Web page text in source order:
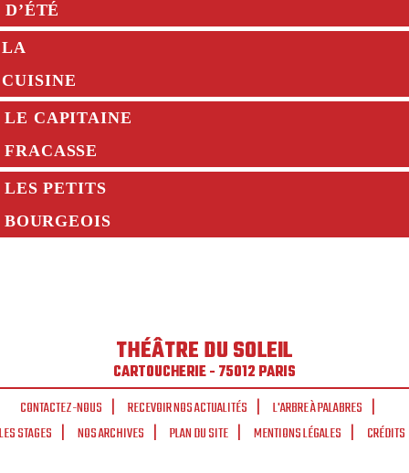
D’ÉTÉ
LA
CUISINE
LE CAPITAINE
FRACASSE
LES PETITS
BOURGEOIS
THÉÂTRE DU SOLEIL
CARTOUCHERIE - 75012 PARIS
CONTACTEZ-NOUS
RECEVOIR NOS ACTUALITÉS
L'ARBRE À PALABRES
LES STAGES
NOS ARCHIVES PLAN DU SITE MENTIONS LÉGALES CRÉDITS